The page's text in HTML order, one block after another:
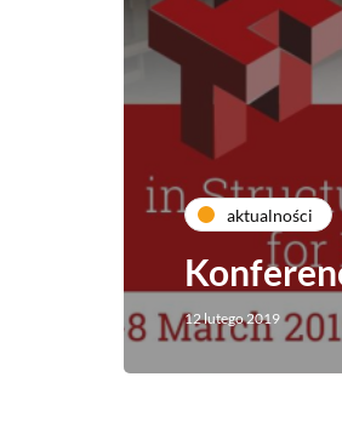
aktualności
12 lutego 2019